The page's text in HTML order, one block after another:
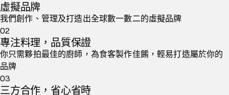
虛擬品牌
我們創作、管理及打造出全球數一數二的虛擬品牌
02
專注料理，品質保證
你只需夥拍最佳的廚師，為食客製作佳餚，輕易打造屬於你的
品牌
03
三方合作，省心省時